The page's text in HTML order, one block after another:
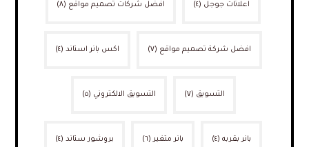
اعلانات جوجل (٤) افضل شركات تصميم مواقع (٨)
افضل شركة تصميم مواقع (٧) اكس بانر استاند (٤)
التسويق (٧) التسويق الالكتروني (٥)
بانر بقربه (٤) بانر متغير (٦) بروشور ستاند (٤)